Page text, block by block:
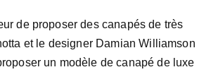
de proposer des canapés de très
et le designer Damian Williamson
un modèle de canapé de luxe